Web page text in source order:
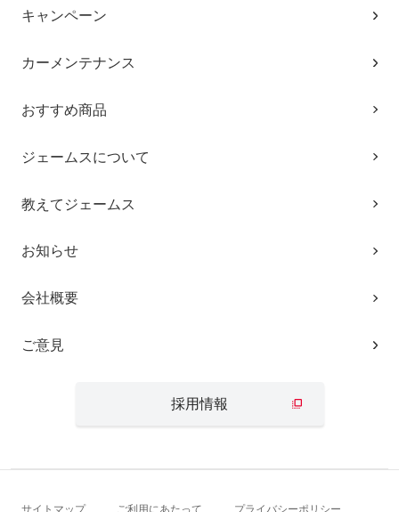
キャンペーン
カーメンテナンス
おすすめ商品
ジェームスについて
教えてジェームス
お知らせ
会社概要
ご意見
採用情報
サイトマップ ご利用にあたって プライバシーポリシー